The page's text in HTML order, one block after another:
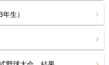
生）